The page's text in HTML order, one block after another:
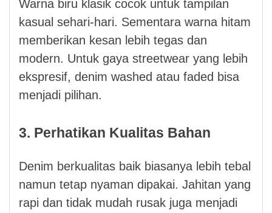
Warna biru klasik cocok untuk tampilan
kasual sehari-hari. Sementara warna hitam
memberikan kesan lebih tegas dan
modern. Untuk gaya streetwear yang lebih
ekspresif, denim washed atau faded bisa
menjadi pilihan.
3. Perhatikan Kualitas Bahan
Denim berkualitas baik biasanya lebih tebal
namun tetap nyaman dipakai. Jahitan yang
rapi dan tidak mudah rusak juga menjadi